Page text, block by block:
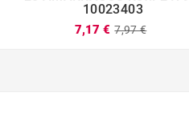
10023403
7,17 € 7,97 €